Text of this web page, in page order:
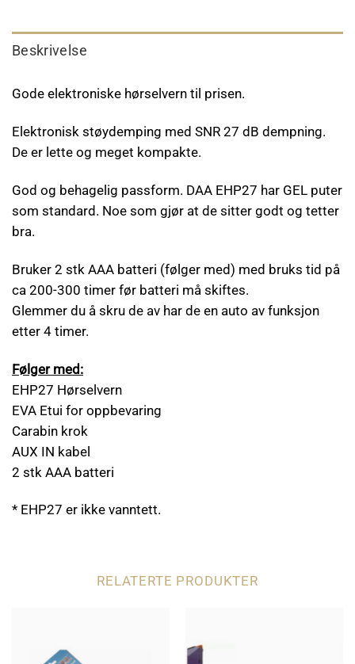
Beskrivelse
Gode elektroniske hørselvern til prisen.
Elektronisk støydemping med SNR 27 dB dempning.
De er lette og meget kompakte.
God og behagelig passform. DAA EHP27 har GEL puter
som standard. Noe som gjør at de sitter godt og tetter
bra.
Bruker 2 stk AAA batteri (følger med) med bruks tid på
ca 200-300 timer før batteri må skiftes.
Glemmer du å skru de av har de en auto av funksjon
etter 4 timer.
Følger med:
EHP27 Hørselvern
EVA Etui for oppbevaring
Carabin krok
AUX IN kabel
2 stk AAA batteri
* EHP27 er ikke vanntett.
RELATERTE PRODUKTER